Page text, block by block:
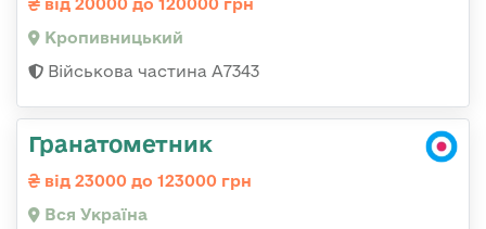
від 20000 до 120000 грн
Кропивницький
Військова частина А7343
Гранатометник
від 23000 до 123000 грн
Вся Україна